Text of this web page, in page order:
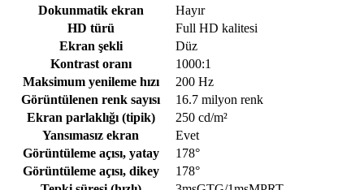
Dokunmatik ekran
Hayır
HD türü
Full HD kalitesi
Ekran şekli
Düz
Kontrast oranı
1000:1
Maksimum yenileme hızı
200 Hz
Görüntülenen renk sayısı
16.7 milyon renk
Ekran parlaklığı (tipik)
250 cd/m²
Yansımasız ekran
Evet
Görüntüleme açısı, yatay
178°
Görüntüleme açısı, dikey
178°